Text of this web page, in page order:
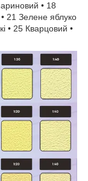
• 18
21 Зелене яблуко
• 25 Кварцовий •